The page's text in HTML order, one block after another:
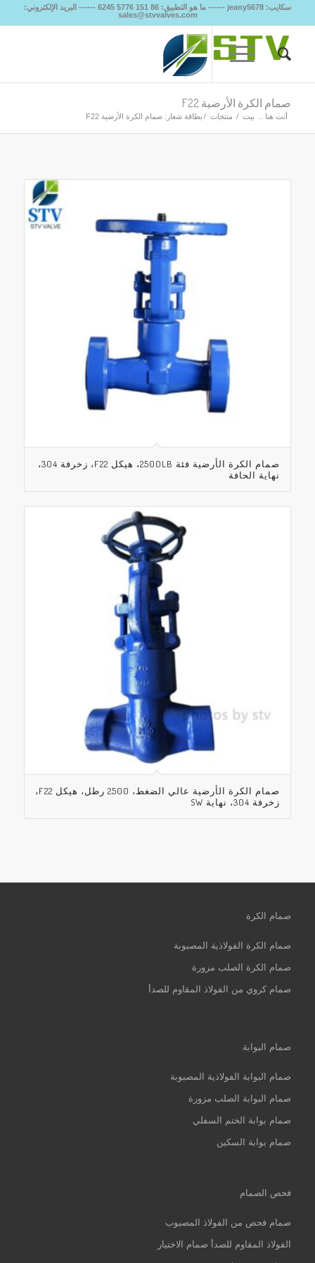
سكايب: jeany5678 ------ ما هو التطبيق: 86 151 5776 6245 ------ البريد الإلكتروني:
sales@stvvalves.com
صمام الكرة الأرضية F22
أنت هنا .. بيت / منتجات / بطاقة شعار: صمام الكرة الأرضية F22
صمام الكرة الأرضية فئة 2500LB، هيكل F22، زخرفة 304،
نهاية الحافة
صمام الكرة الأرضية عالي الضغط، 2500 رطل، هيكل F22،
زخرفة 304، نهاية SW
صمام الكرة
صمام الكرة الفولاذية المصبوبة
صمام الكرة الصلب مزورة
صمام كروي من الفولاذ المقاوم للصدأ
صمام البوابة
صمام البوابة الفولاذية المصبوبة
صمام البوابة الصلب مزورة
صمام بوابة الختم السفلي
صمام بوابة السكين
فحص الصمام
صمام فحص من الفولاذ المصبوب
الفولاذ المقاوم للصدأ صمام الاختيار